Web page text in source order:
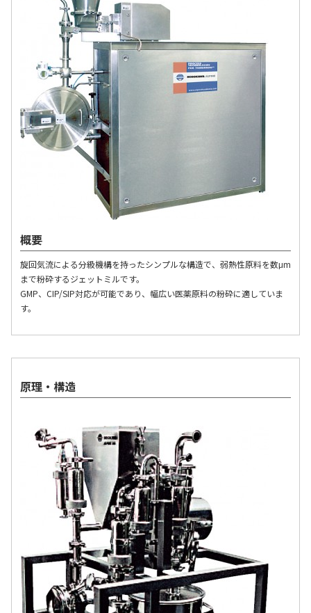
マテリアル
ニュース
IR情報
サステナビリティ
採用情報
会社情報
概要
旋回気流による分級機構を持ったシンプルな構造で、弱熱性原料を数μm
まで粉砕するジェットミルです。
GMP、CIP/SIP対応が可能であり、幅広い医薬原料の粉砕に適していま
す。
原理・構造